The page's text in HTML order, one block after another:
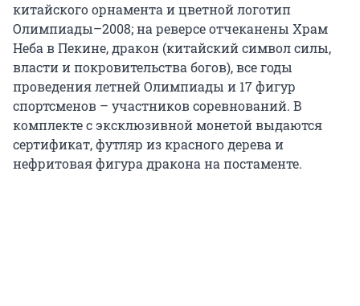
китайского орнамента и цветной логотип
Олимпиады–2008; на реверсе отчеканены Храм
Неба в Пекине, дракон (китайский символ силы,
власти и покровительства богов), все годы
проведения летней Олимпиады и 17 фигур
спортсменов – участников соревнований. В
комплекте с эксклюзивной монетой выдаются
сертификат, футляр из красного дерева и
нефритовая фигура дракона на постаменте.